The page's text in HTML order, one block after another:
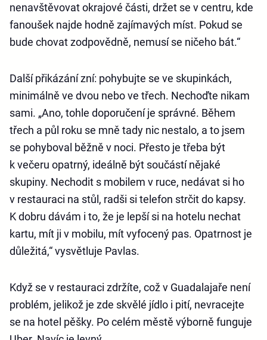
nenavštěvovat okrajové části, držet se v centru, kde
fanoušek najde hodně zajímavých míst. Pokud se
bude chovat zodpovědně, nemusí se ničeho bát.“
Další přikázání zní: pohybujte se ve skupinkách,
minimálně ve dvou nebo ve třech. Nechoďte nikam
sami. „Ano, tohle doporučení je správné. Během
třech a půl roku se mně tady nic nestalo, a to jsem
se pohyboval běžně v noci. Přesto je třeba být
k večeru opatrný, ideálně být součástí nějaké
skupiny. Nechodit s mobilem v ruce, nedávat si ho
v restauraci na stůl, radši si telefon strčit do kapsy.
K dobru dávám i to, že je lepší si na hotelu nechat
kartu, mít ji v mobilu, mít vyfocený pas. Opatrnost je
důležitá,“ vysvětluje Pavlas.
Když se v restauraci zdržíte, což v Guadalajaře není
problém, jelikož je zde skvělé jídlo i pití, nevracejte
se na hotel pěšky. Po celém městě výborně funguje